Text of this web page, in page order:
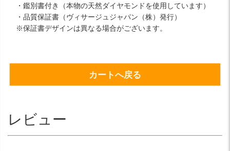
・鑑別書付き（本物の天然ダイヤモンドを使用しています）
・品質保証書（ヴィサージュジャパン（株）発行）
※保証書デザインは異なる場合がございます。
カートへ戻る
レビュー